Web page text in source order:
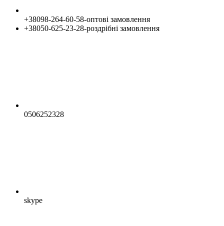
+38098-264-60-58-оптові замовлення
+38050-625-23-28-роздрібні замовлення
0506252328
skype